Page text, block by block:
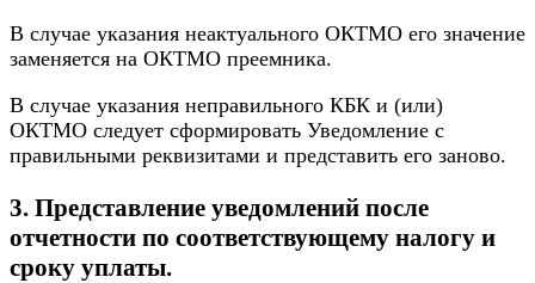
В случае указания неактуального ОКТМО его значение
заменяется на ОКТМО преемника.
В случае указания неправильного КБК и (или)
ОКТМО следует сформировать Уведомление с
правильными реквизитами и представить его заново.
3. Представление уведомлений после
отчетности по соответствующему налогу и
сроку уплаты.